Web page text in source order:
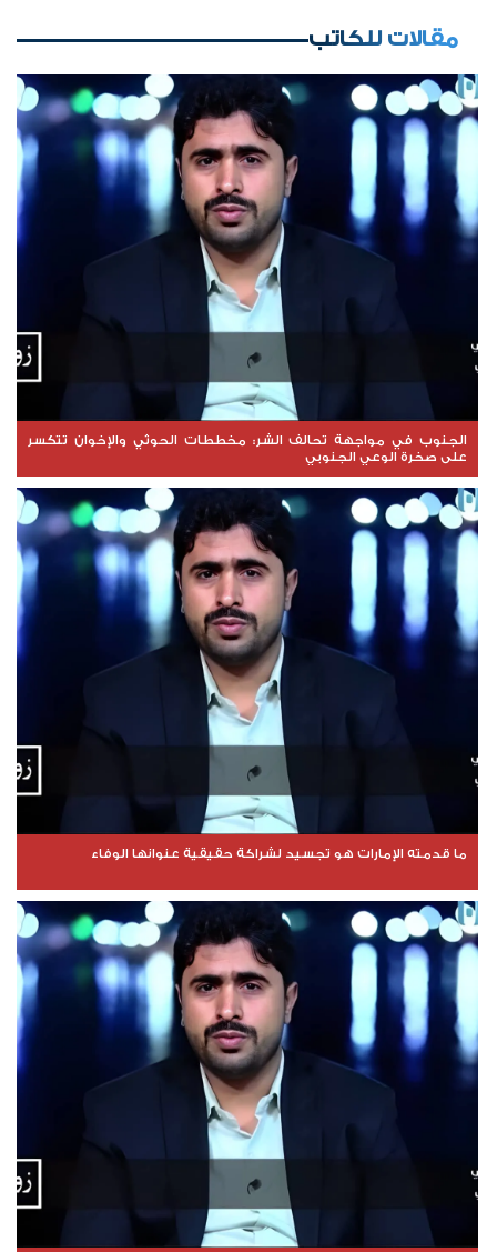
مقالات للكاتب
الجنوب في مواجهة تحالف الشر: مخططات الحوثي والإخوان تتكسر
على صخرة الوعي الجنوبي
ما قدمته الإمارات هو تجسيد لشراكة حقيقية عنوانها الوفاء